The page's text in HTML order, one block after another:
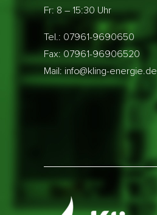
Fr: 8 – 15:30 Uhr
Tel.: 07961-9690650
Fax: 07961-96906520
Mail: info@kling-energie.de